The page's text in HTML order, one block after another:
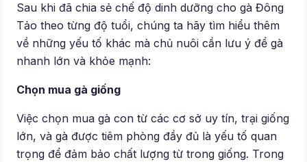
Sau khi đã chia sẻ chế độ dinh dưỡng cho gà Đông
Tảo theo từng độ tuổi, chúng ta hãy tìm hiểu thêm
về những yếu tố khác mà chủ nuôi cần lưu ý để gà
nhanh lớn và khỏe mạnh:
Chọn mua gà giống
Việc chọn mua gà con từ các cơ sở uy tín, trại giống
lớn, và gà được tiêm phòng đầy đủ là yếu tố quan
trọng để đảm bảo chất lượng từ trong giống. Trong